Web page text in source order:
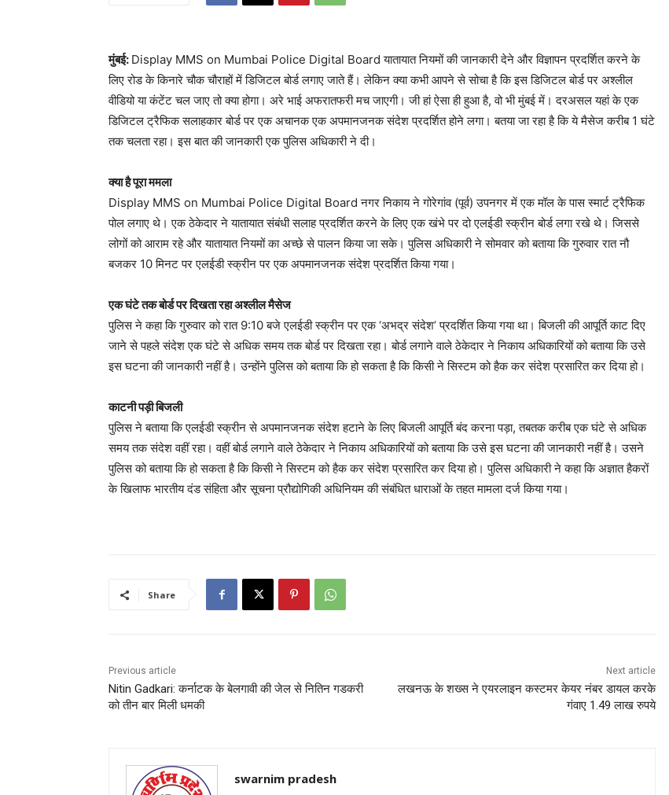
मुंबई: Display MMS on Mumbai Police Digital Board यातायात नियमों की जानकारी देने और विज्ञापन प्रदर्शित करने के
लिए रोड के किनारे चौक चौराहों में डिजिटल बोर्ड लगाए जाते हैं। लेकिन क्या कभी आपने से सोचा है कि इस डिजिटल बोर्ड पर अश्लील
वीडियो या कंटेंट चल जाए तो क्या होगा। अरे भाई अफरातफरी मच जाएगी। जी हां ऐसा ही हुआ है, वो भी मुंबई में। दरअसल यहां के एक
डिजिटल ट्रैफिक सलाहकार बोर्ड पर एक अचानक एक अपमानजनक संदेश प्रदर्शित होने लगा। बतया जा रहा है कि ये मैसेज करीब 1 घंटे
तक चलता रहा। इस बात की जानकारी एक पुलिस अधिकारी ने दी।
क्या है पूरा ममला
Display MMS on Mumbai Police Digital Board नगर निकाय ने गोरेगांव (पूर्व) उपनगर में एक मॉल के पास स्मार्ट ट्रैफिक
पोल लगाए थे। एक ठेकेदार ने यातायात संबंधी सलाह प्रदर्शित करने के लिए एक खंभे पर दो एलईडी स्क्रीन बोर्ड लगा रखे थे। जिससे
लोगों को आराम रहे और यातायात नियमों का अच्छे से पालन किया जा सके। पुलिस अधिकारी ने सोमवार को बताया कि गुरुवार रात नौ
बजकर 10 मिनट पर एलईडी स्क्रीन पर एक अपमानजनक संदेश प्रदर्शित किया गया।
एक घंटे तक बोर्ड पर दिखता रहा अश्लील मैसेज
पुलिस ने कहा कि गुरुवार को रात 9:10 बजे एलईडी स्क्रीन पर एक ‘अभद्र संदेश’ प्रदर्शित किया गया था। बिजली की आपूर्ति काट दिए
जाने से पहले संदेश एक घंटे से अधिक समय तक बोर्ड पर दिखता रहा। बोर्ड लगाने वाले ठेकेदार ने निकाय अधिकारियों को बताया कि उसे
इस घटना की जानकारी नहीं है। उन्होंने पुलिस को बताया कि हो सकता है कि किसी ने सिस्टम को हैक कर संदेश प्रसारित कर दिया हो।
काटनी पड़ी बिजली
पुलिस ने बताया कि एलईडी स्क्रीन से अपमानजनक संदेश हटाने के लिए बिजली आपूर्ति बंद करना पड़ा, तबतक करीब एक घंटे से अधिक
समय तक संदेश वहीं रहा। वहीं बोर्ड लगाने वाले ठेकेदार ने निकाय अधिकारियों को बताया कि उसे इस घटना की जानकारी नहीं है। उसने
पुलिस को बताया कि हो सकता है कि किसी ने सिस्टम को हैक कर संदेश प्रसारित कर दिया हो। पुलिस अधिकारी ने कहा कि अज्ञात हैकरों
के खिलाफ भारतीय दंड संहिता और सूचना प्रौद्योगिकी अधिनियम की संबंधित धाराओं के तहत मामला दर्ज किया गया।
Share
Previous article
Nitin Gadkari: कर्नाटक के बेलगावी की जेल से नितिन गडकरी
को तीन बार मिली धमकी
Next article
लखनऊ के शख्स ने एयरलाइन कस्टमर केयर नंबर डायल करके
गंवाए 1.49 लाख रुपये
swarnim pradesh